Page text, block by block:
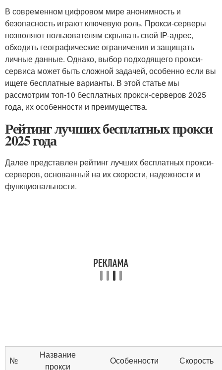
В современном цифровом мире анонимность и
безопасность играют ключевую роль. Прокси-серверы
позволяют пользователям скрывать свой IP-адрес,
обходить географические ограничения и защищать
личные данные. Однако, выбор подходящего прокси-
сервиса может быть сложной задачей, особенно если вы
ищете бесплатные варианты. В этой статье мы
рассмотрим топ-10 бесплатных прокси-серверов 2025
года, их особенности и преимущества.
Рейтинг лучших бесплатных прокси
2025 года
Далее представлен рейтинг лучших бесплатных прокси-
серверов, основанный на их скорости, надежности и
функциональности.
№
Название
прокси
Особенности Скорость